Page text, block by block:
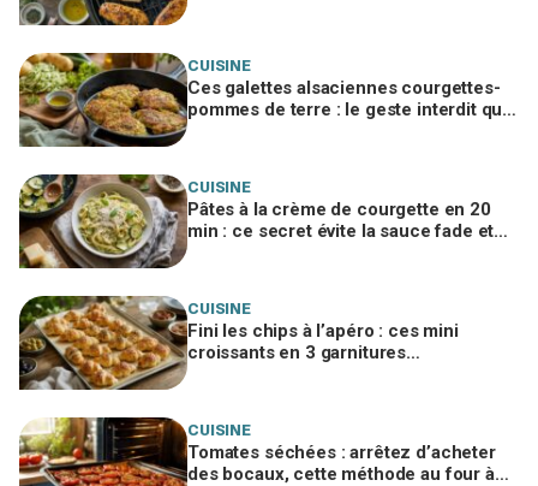
CUISINE
Ces galettes alsaciennes courgettes-
pommes de terre : le geste interdit qui
CUISINE
Pâtes à la crème de courgette en 20
min : ce secret évite la sauce fade et
CUISINE
Fini les chips à l’apéro : ces mini
croissants en 3 garnitures
CUISINE
Tomates séchées : arrêtez d’acheter
des bocaux, cette méthode au four à